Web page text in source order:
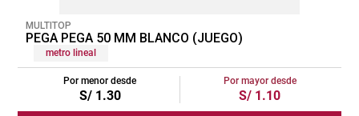
MULTITOP
PEGA PEGA 50 MM BLANCO (JUEGO)
metro lineal
Por menor desde
S/ 1.30
Por mayor desde
S/ 1.10